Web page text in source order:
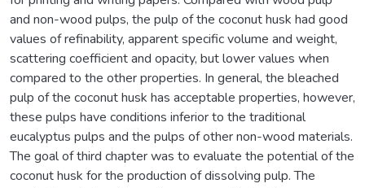
and non-wood pulps, the pulp of the coconut husk had good
values of refinability, apparent specific volume and weight,
scattering coefficient and opacity, but lower values when
compared to the other properties. In general, the bleached
pulp of the coconut husk has acceptable properties, however,
these pulps have conditions inferior to the traditional
eucalyptus pulps and the pulps of other non-wood materials.
The goal of third chapter was to evaluate the potential of the
coconut husk for the production of dissolving pulp. The